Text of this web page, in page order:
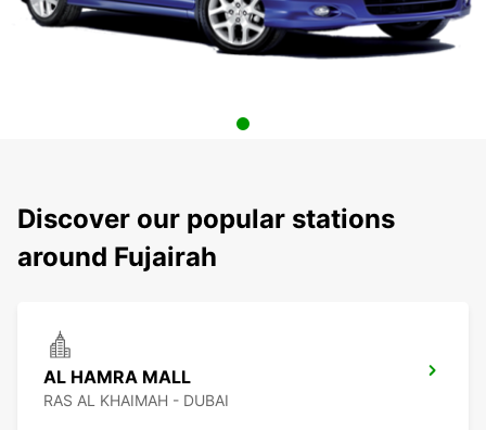
Discover our popular stations
around Fujairah
AL HAMRA MALL
RAS AL KHAIMAH - DUBAI